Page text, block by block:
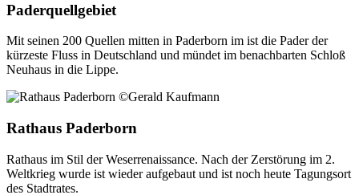
Paderquellgebiet
Mit seinen 200 Quellen mitten in Paderborn im ist die Pader der
kürzeste Fluss in Deutschland und mündet im benachbarten Schloß
Neuhaus in die Lippe.
Rathaus Paderborn
Rathaus im Stil der Weserrenaissance. Nach der Zerstörung im 2.
Weltkrieg wurde ist wieder aufgebaut und ist noch heute Tagungsort
des Stadtrates.